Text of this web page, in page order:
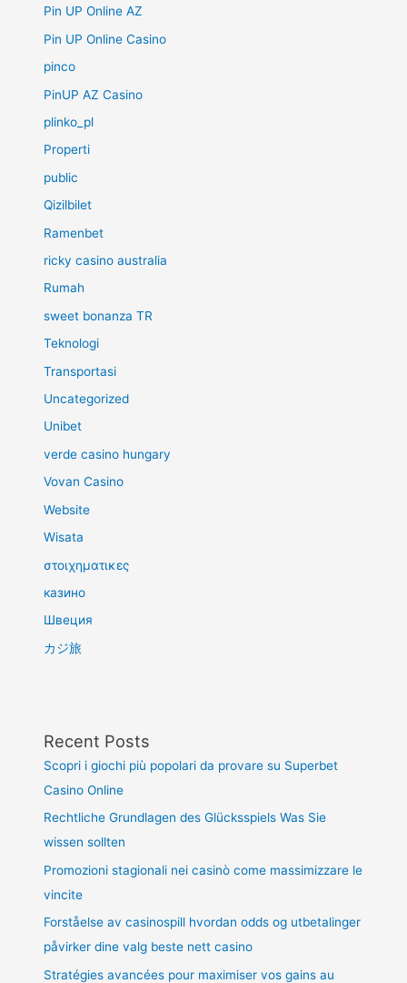
Pin UP Online AZ
Pin UP Online Casino
pinco
PinUP AZ Casino
plinko_pl
Properti
public
Qizilbilet
Ramenbet
ricky casino australia
Rumah
sweet bonanza TR
Teknologi
Transportasi
Uncategorized
Unibet
verde casino hungary
Vovan Casino
Website
Wisata
στοιχηματικες
казино
Швеция
カジ旅
Recent Posts
Scopri i giochi più popolari da provare su Superbet
Casino Online
Rechtliche Grundlagen des Glücksspiels Was Sie
wissen sollten
Promozioni stagionali nei casinò come massimizzare le
vincite
Forståelse av casinospill hvordan odds og utbetalinger
påvirker dine valg beste nett casino
Stratégies avancées pour maximiser vos gains au